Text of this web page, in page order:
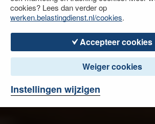
cookies? Lees dan verder op
werken.belastingdienst.nl/cookies.
Accepteer cookies
Weiger cookies
Instellingen wijzigen